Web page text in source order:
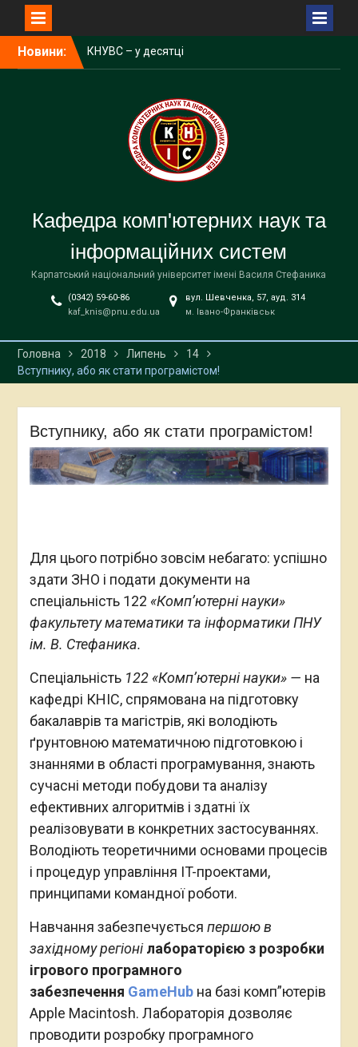
Новини:
КНУВС – у десятці
найкращих ЗВО України за
акредитаційних експертиз
Відбулися захисти
дипломних робіт на ОП
“Інформаційні системи та
технології”
Відбулися захисти
“Комп’ютерні науки”
Кафедра комп'ютерних наук та
інформаційних систем
Карпатський національний університет імені Василя Стефаника
(0342) 59-60-86
kaf_knis@pnu.edu.ua
вул. Шевченка, 57, ауд. 314
м. Івано-Франківськ
Головна 2018 Липень
14
Вступнику, або як стати програмістом!
Вступнику, або як стати програмістом!
Для цього потрібно зовсім небагато: успішно
здати ЗНО і подати документи на
спеціальність 122 «Комп’ютерні науки»
факультету математики та інформатики ПНУ
ім. В. Стефаника.
Спеціальність 122 «Комп’ютерні науки» — на
кафедрі КНІС, спрямована на підготовку
бакалаврів та магістрів, які володіють
ґрунтовною математичною підготовкою і
знаннями в області програмування, знають
сучасні методи побудови та аналізу
ефективних алгоритмів і здатні їх
реалізовувати в конкретних застосуваннях.
Володіють теоретичними основами процесів
і процедур управління IT-проектами,
принципами командної роботи.
Навчання забезпечується першою в
західному регіоні лабораторією з розробки
ігрового програмного
забезпечення GameHubна базі комп”ютерів
Apple Macintosh. Лабораторія дозволяє
проводити розробку програмного